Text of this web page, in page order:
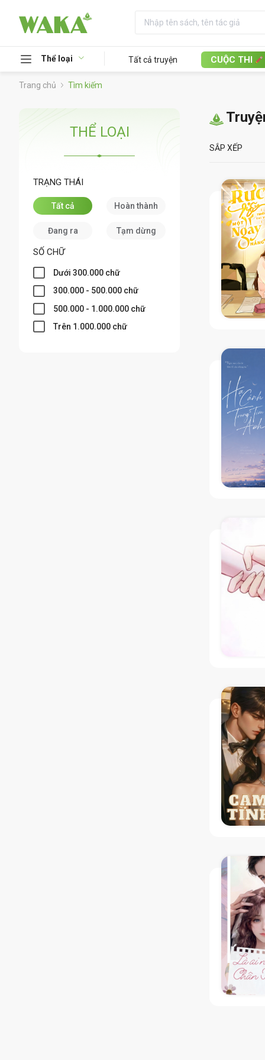
Thể loại Tất cả truyện CUỘC THI
Trang chủ Tìm kiếm
THỂ LOẠI
TRẠNG THÁI
Tất cả Hoàn thành
Đang ra Tạm dừng
SỐ CHỮ
Dưới 300.000 chữ
300.000 - 500.000 chữ
500.000 - 1.000.000 chữ
Trên 1.000.000 chữ
SẮP XẾP